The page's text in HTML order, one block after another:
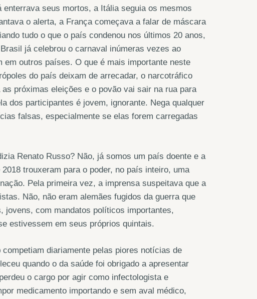
seus mortos, a Itália seguia os mesmos
o alerta, a França começava a falar de máscara
tudo o que o país condenou nos últimos 20 anos,
já celebrou o carnaval inúmeras vezes ao
em outros países. O que é mais importante neste
do país deixam de arrecadar, o narcotráfico
próximas eleições e o povão vai sair na rua para
dos participantes é jovem, ignorante. Nega qualquer
falsas, especialmente se elas forem carregadas
Renato Russo? Não, já somos um país doente e a
trouxeram para o poder, no país inteiro, uma
Pela primeira vez, a imprensa suspeitava que a
Não, não eram alemães fugidos da guerra que
jovens, com mandatos políticos importantes,
estivessem em seus próprios quintais.
diariamente pelas piores notícias de
quando o da saúde foi obrigado a apresentar
o cargo por agir como infectologista e
medicamento importando e sem aval médico,